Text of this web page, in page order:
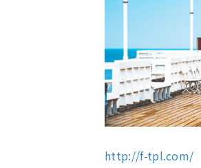
http://f-tpl.com/